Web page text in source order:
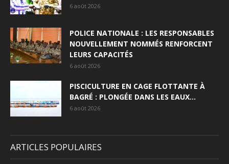
6 août 2026
POLICE NATIONALE : LES RESPONSABLES
NOUVELLEMENT NOMMÉS RENFORCENT
LEURS CAPACITÉS
6 août 2026
PISCICULTURE EN CAGE FLOTTANTE À
BAGRÉ : PLONGÉE DANS LES EAUX...
6 août 2026
ARTICLES POPULAIRES